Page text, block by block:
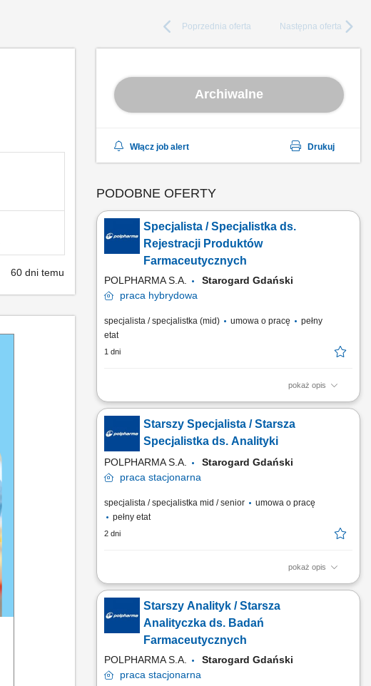
Poprzednia oferta Następna oferta
60 dni temu
Archiwalne
Włącz job alert Drukuj
PODOBNE OFERTY
Specjalista / Specjalistka ds.
Rejestracji Produktów
Farmaceutycznych
POLPHARMA S.A.
Starogard Gdański
praca hybrydowa
specjalista / specjalistka (mid) umowa o pracę
pełny
etat
1 dni
pokaż opis
Zakres obowiązków: przygotowywanie dokumentacji
rejestracyjnej dotyczącej aktywnych substancji
farmaceutycznych zgodnie z obowiązującymi przepisami i
międzynarodowymi wytycznymi, prowadzenie procesów
rejestracyjnych API zgodnie z przyjętą strategią, aktualizowanie
baz danych oraz...
Starszy Specjalista / Starsza
Specjalistka ds. Analityki
POLPHARMA S.A.
Starogard Gdański
praca stacjonarna
specjalista / specjalistka mid / senior
umowa o pracę
pełny etat
2 dni
pokaż opis
Celem stanowiska jest zapewnienie eksperckiego wsparcia
analitycznego dla rozwoju i kontroli substancji
farmaceutycznych, w szczególności API i oligonukleotydów,
poprzez projektowanie, wdrażanie, walidację oraz
optymalizację metod analitycznych, a także aktywne
uczestnictwo w rozwoju nowych...
Starszy Analityk / Starsza
Analityczka ds. Badań
Farmaceutycznych
POLPHARMA S.A.
Starogard Gdański
praca stacjonarna